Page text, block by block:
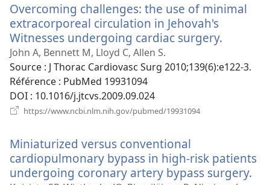
fenêtre)
Overcoming challenges: the use of minimal
extracorporeal circulation in Jehovah's
Witnesses undergoing cardiac surgery.
nouvelle
John A, Bennett M, Lloyd C, Allen S.
Source ‎: J Thorac Cardiovasc Surg 2010;139(6):e122-3.
Référence ‎: PubMed 19931094
DOI ‎: 10.1016/j.jtcvs.2009.09.024
https://www.ncbi.nlm.nih.gov/pubmed/19931094
Miniaturized versus conventional
cardiopulmonary bypass in high-risk patients
undergoing coronary artery bypass surgery.